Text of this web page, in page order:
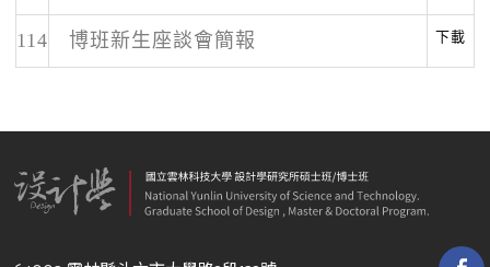
114 博班新生座談會簡報 下載